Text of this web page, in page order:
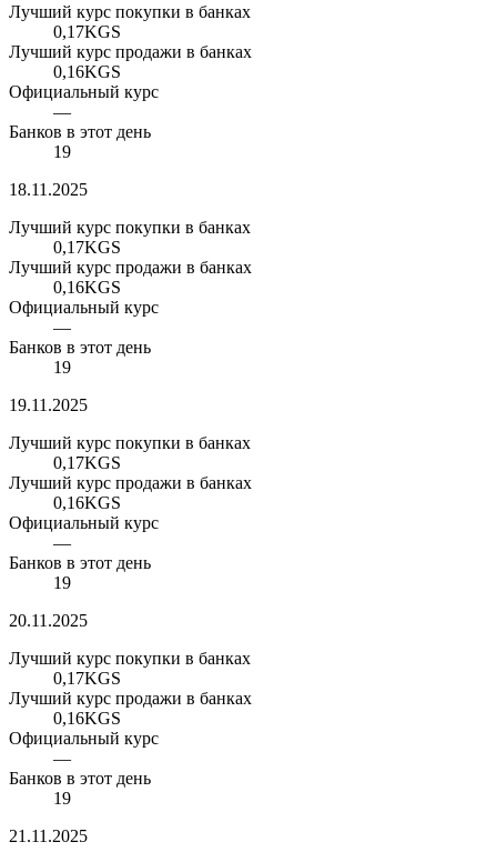
Лучший курс покупки в банках
0,17KGS
Лучший курс продажи в банках
0,16KGS
Официальный курс
—
Банков в этот день
19
18.11.2025
Лучший курс покупки в банках
0,17KGS
Лучший курс продажи в банках
0,16KGS
Официальный курс
—
Банков в этот день
19
19.11.2025
Лучший курс покупки в банках
0,17KGS
Лучший курс продажи в банках
0,16KGS
Официальный курс
—
Банков в этот день
19
20.11.2025
Лучший курс покупки в банках
0,17KGS
Лучший курс продажи в банках
0,16KGS
Официальный курс
—
Банков в этот день
19
21.11.2025